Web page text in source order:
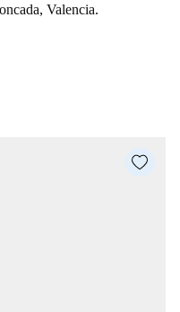
Valencia.